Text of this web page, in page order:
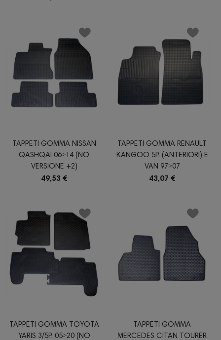
TAPPETI GOMMA NISSAN
QASHQAI 06˃14 (NO
VERSIONE +2)
49,53 €
TAPPETI GOMMA RENAULT
KANGOO 5P. (ANTERIORI) E
VAN 97˃07
43,07 €
TAPPETI GOMMA TOYOTA
YARIS 3/5P. 05˃20 (NO
TAPPETI GOMMA
MERCEDES CITAN TOURER